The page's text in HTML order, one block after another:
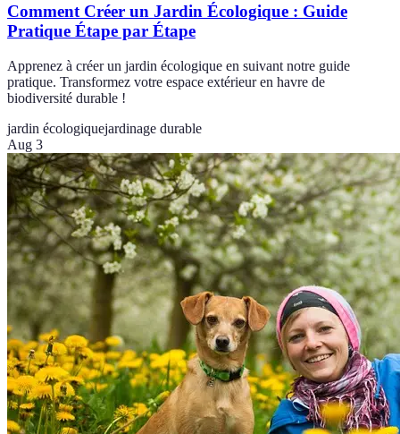
Comment Créer un Jardin Écologique : Guide
Pratique Étape par Étape
Apprenez à créer un jardin écologique en suivant notre guide
pratique. Transformez votre espace extérieur en havre de
biodiversité durable !
jardin écologiquejardinage durable
Aug 3